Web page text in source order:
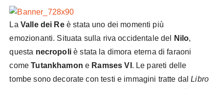
La Valle dei Reè stata uno dei momenti più
emozionanti. Situata sulla riva occidentale del
Nilo,
questa necropoliè stata la dimora eterna di faraoni
comeTutankhamon e Ramses VI . Le pareti delle
tombe sono decorate con testi e immagini tratte dalLibro